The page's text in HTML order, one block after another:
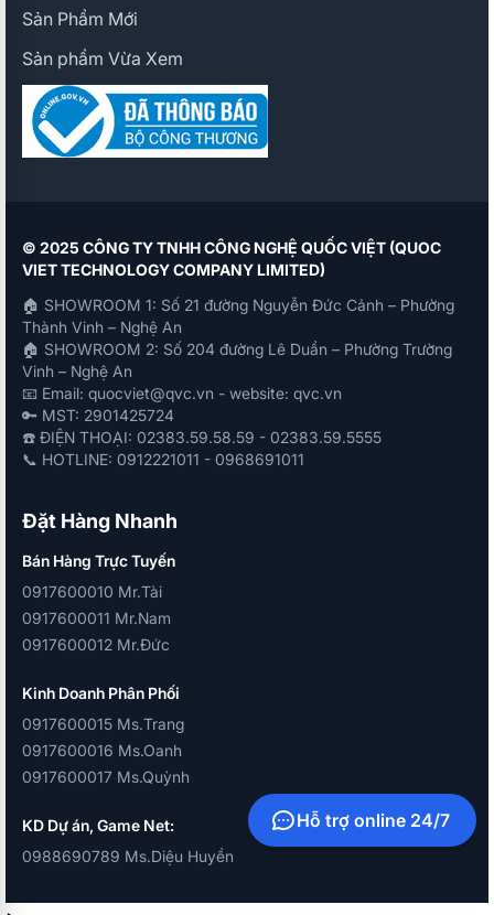
Sản Phẩm Mới
Sản phẩm Vừa Xem
© 2025 CÔNG TY TNHH CÔNG NGHỆ QUỐC VIỆT (QUOC
VIET TECHNOLOGY COMPANY LIMITED)
🏠 SHOWROOM 1: Số 21 đường Nguyễn Đức Cảnh – Phường
Thành Vinh – Nghệ An
🏠 SHOWROOM 2: Số 204 đường Lê Duẩn – Phường Trường
Vinh – Nghệ An
📧 Email: quocviet@qvc.vn - website: qvc.vn
🔑 MST: 2901425724
☎️ ĐIỆN THOẠI: 02383.59.58.59 - 02383.59.5555
📞 HOTLINE: 0912221011 - 0968691011
Đặt Hàng Nhanh
Bán Hàng Trực Tuyến
0917600010 Mr.Tài
0917600011 Mr.Nam
0917600012 Mr.Đức
Kinh Doanh Phân Phối
0917600015 Ms.Trang
0917600016 Ms.Oanh
0917600017 Ms.Quỳnh
KD Dự án, Game Net:
0988690789 Ms.Diệu Huyền
Hỗ trợ online 24/7